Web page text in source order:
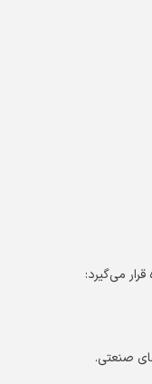
می‌گیرد:
صنعتی.